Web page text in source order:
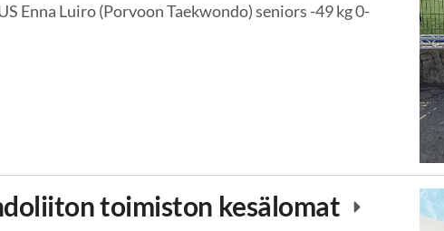
Enna Luiro (Porvoon Taekwondo) seniors -49 kg 0-
toimiston kesälomat